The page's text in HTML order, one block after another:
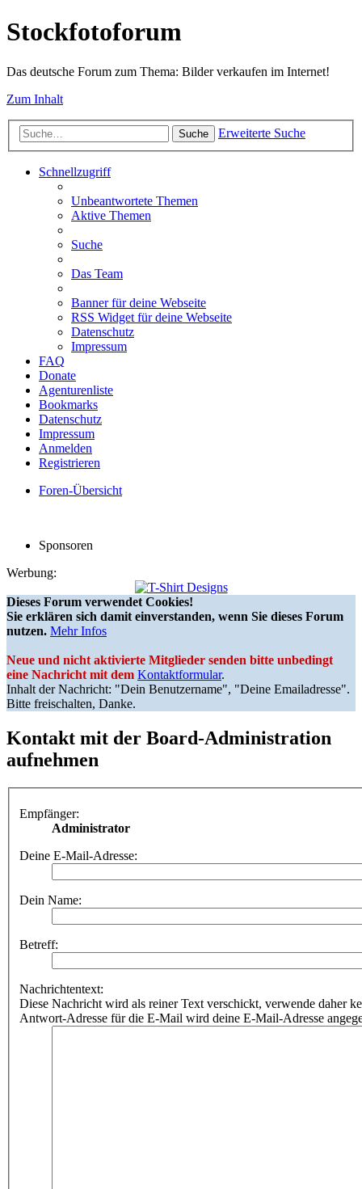
Stockfotoforum
Das deutsche Forum zum Thema: Bilder verkaufen im Internet!
Zum Inhalt
Suche Erweiterte Suche
Schnellzugriff
Unbeantwortete Themen
Aktive Themen
Suche
Das Team
Banner für deine Webseite
RSS Widget für deine Webseite
Datenschutz
Impressum
FAQ
Donate
Agenturenliste
Bookmarks
Datenschutz
Impressum
Anmelden
Registrieren
Foren-Übersicht
Sponsoren
Werbung:
Dieses Forum verwendet Cookies!
Sie erklären sich damit einverstanden, wenn Sie dieses Forum
nutzen. Mehr Infos
Neue und nicht aktivierte Mitglieder senden bitte unbedingt
eine Nachricht mit dem Kontaktformular.
Inhalt der Nachricht: "Dein Benutzername", "Deine Emailadresse".
Bitte freischalten, Danke.
Kontakt mit der Board-Administration
aufnehmen
Empfänger:
Administrator
Deine E-Mail-Adresse:
Dein Name:
Betreff:
Nachrichtentext:
Diese Nachricht wird als reiner Text verschickt, verwende daher
Antwort-Adresse für die E-Mail wird deine E-Mail-Adresse